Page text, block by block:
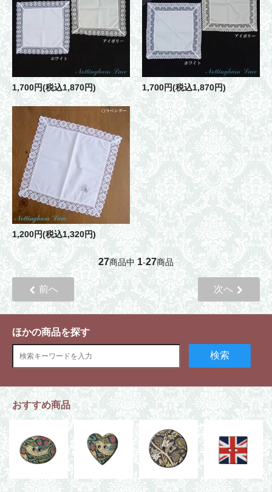
1,700円(税込1,870円) 1,700円(税込1,870円)
1,200円(税込1,320円)
27商品中1-27商品
前へ 次へ
ほかの商品を探す
検索
おすすめ商品